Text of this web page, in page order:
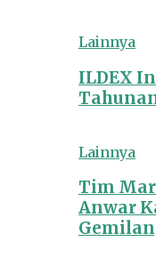
Lainnya
ILDEX
Lainnya
Tim
Anwar